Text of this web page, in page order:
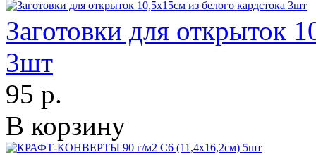
Заготовки для открыток
3шт
95 р.
В корзину